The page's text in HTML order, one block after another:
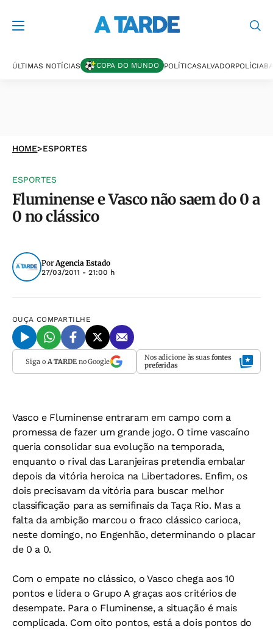
ÚLTIMAS NOTÍCIAS COPA DO MUNDO POLÍTICASALVADORPOLÍCIA
HOME>ESPORTES
ESPORTES
Fluminense e Vasco não saem do 0 a
0 no clássico
PorAgencia Estado
27/03/2011 - 21:00 h
OUÇA COMPARTILHE
Siga o A TARDEno Google Nos adicione às suas fontes
preferidas
Vasco e Fluminense entraram em campo com a
promessa de fazer um grande jogo. O time vascaíno
queria consolidar sua evolução na temporada,
enquanto o rival das Laranjeiras pretendia embalar
depois da vitória heroica na Libertadores. Enfim, os
dois precisavam da vitória para buscar melhor
classificação para as semifinais da Taça Rio. Mas a
falta da ambição marcou o fraco clássico carioca,
neste domingo, no Engenhão, determinando o placar
de 0 a 0.
Com o empate no clássico, o Vasco chega aos 10
pontos e lidera o Grupo A graças aos critérios de
desempate. Para o Fluminense, a situação é mais
complicada. Com oito pontos, está a dois pontos do